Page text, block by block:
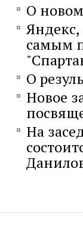
О
самым
О
Новое
На